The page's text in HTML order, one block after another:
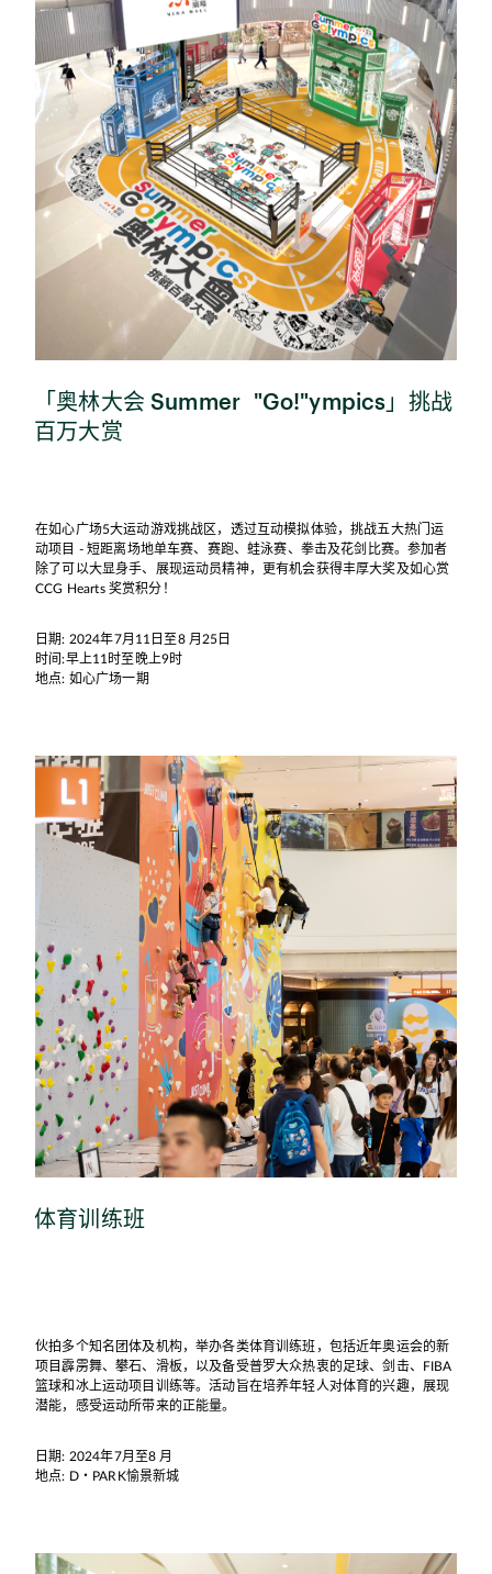
「奥林大会 Summer "Go!"ympics」挑战
百万大赏
在如心广场5大运动游戏挑战区，透过互动模拟体验，挑战五大热门运
动项目 - 短距离场地单车赛、赛跑、蛙泳赛、拳击及花剑比赛。参加者
除了可以大显身手、展现运动员精神，更有机会获得丰厚大奖及如心赏
CCG Hearts 奖赏积分！
日期: 2024年7月11日至8 月25日
时间:早上11时至晚上9时
地点: 如心广场一期
体育训练班
伙拍多个知名团体及机构，举办各类体育训练班，包括近年奥运会的新
项目霹雳舞、攀石、滑板，以及备受普罗大众热衷的足球、剑击、FIBA
篮球和冰上运动项目训练等。活动旨在培养年轻人对体育的兴趣，展现
潜能，感受运动所带来的正能量。
日期: 2024年7月至8 月
地点: D・PARK愉景新城